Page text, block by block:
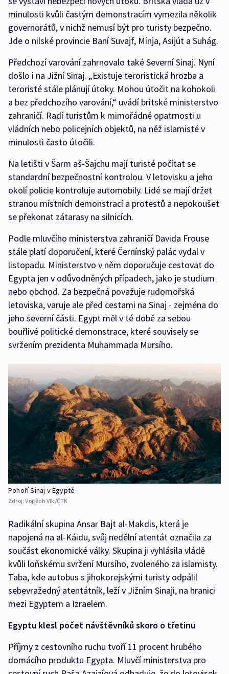
minulosti kvůli častým demonstracím vymezila několik
governorátů, v nichž nemusí být pro turisty bezpečno.
Jde o nilské provincie Baní Suvajf, Mínja, Asijút a Suhág.
Předchozí varování zahrnovalo také Severní Sinaj. Nyní
došlo i na Jižní Sinaj. „Existuje teroristická hrozba a
teroristé stále plánují útoky. Mohou útočit na kohokoli
a bez předchozího varování,“ uvádí britské ministerstvo
zahraničí. Radí turistům k mimořádné opatrnosti u
vládních nebo policejních objektů, na něž islamisté v
minulosti často útočili.
Na letišti v Šarm aš-Šajchu mají turisté počítat se
standardní bezpečnostní kontrolou. V letovisku a jeho
okolí policie kontroluje automobily. Lidé se mají držet
stranou místních demonstrací a protestů a nepokoušet
se překonat zátarasy na silnicích.
Podle mluvčího ministerstva zahraničí Davida Frouse
stále platí doporučení, které Černínský palác vydal v
listopadu. Ministerstvo v něm doporučuje cestovat do
Egypta jen v odůvodněných případech, jako je studium
nebo obchod. Za bezpečná považuje rudomořská
letoviska, varuje ale před cestami na Sinaj - zejména do
jeho severní části. Egypt měl v té době za sebou
bouřlivé politické demonstrace, které souvisely se
svržením prezidenta Muhammada Mursího.
Pohoří Sinaj v Egyptě
Zdroj:Vojtěch Vlk/ČTK
Radikální skupina Ansar Bajt al-Makdis, která je
napojená na al-Káidu, svůj nedělní atentát označila za
součást ekonomické války. Skupina ji vyhlásila vládě
kvůli loňskému svržení Mursího, zvoleného za islamisty.
Taba, kde autobus s jihokorejskými turisty odpálil
sebevražedný atentátník, leží v Jižním Sinaji, na hranici
mezi Egyptem a Izraelem.
Egyptu klesl počet návštěvníků skoro o třetinu
Příjmy z cestovního ruchu tvoří 11 procent hrubého
domácího produktu Egypta. Mluvčí ministerstva pro